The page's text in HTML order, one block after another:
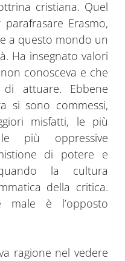
cristiana. Quel
Erasmo,
a questo mondo un
Ha insegnato valori
conosceva e che
attuare. Ebbene
si sono commessi,
misfatti, le più
più oppressive
di potere e
la cultura
della critica.
male è l’opposto
ragione nel vedere